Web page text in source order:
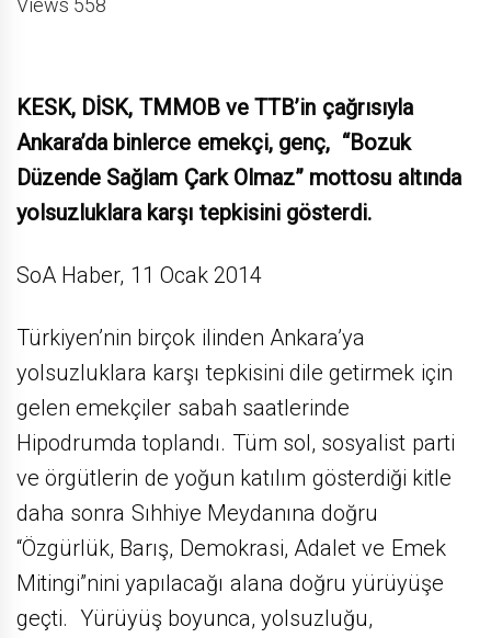
Views 558
KESK, DİSK, TMMOB ve TTB’in çağrısıyla
Ankara’da binlerce emekçi, genç, “Bozuk
Düzende Sağlam Çark Olmaz” mottosu altında
yolsuzluklara karşı tepkisini gösterdi.
SoA Haber, 11 Ocak 2014
Türkiyen’nin birçok ilinden Ankara’ya
yolsuzluklara karşı tepkisini dile getirmek için
gelen emekçiler sabah saatlerinde
Hipodrumda toplandı. Tüm sol, sosyalist parti
ve örgütlerin de yoğun katılım gösterdiği kitle
daha sonra Sıhhiye Meydanına doğru
“Özgürlük, Barış, Demokrasi, Adalet ve Emek
Mitingi”nini yapılacağı alana doğru yürüyüşe
geçti. Yürüyüş boyunca, yolsuzluğu,